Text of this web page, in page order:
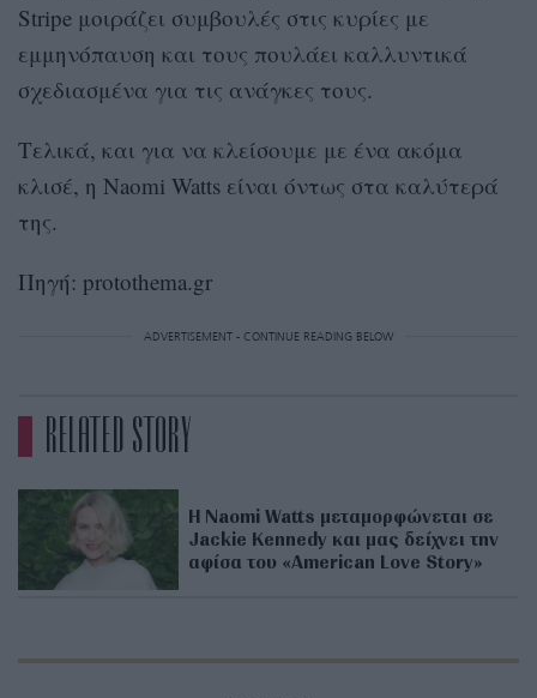
Stripe μοιράζει συμβουλές στις κυρίες με
εμμηνόπαυση και τους πουλάει καλλυντικά
σχεδιασμένα για τις ανάγκες τους.
Τελικά, και για να κλείσουμε με ένα ακόμα
κλισέ, η Naomi Watts είναι όντως στα καλύτερά
της.
Πηγή: protothema.gr
ADVERTISEMENT - CONTINUE READING BELOW
RELATED STORY
Η Naomi Watts μεταμορφώνεται σε
Jackie Kennedy και μας δείχνει την
αφίσα του «American Love Story»